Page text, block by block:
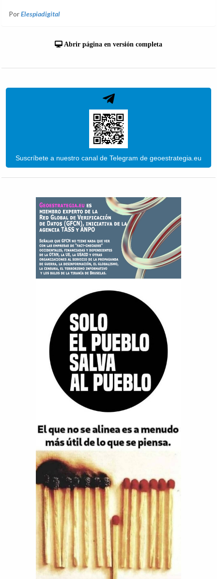
PorElespiadigital
Abrir página en versión completa
Suscríbete a nuestro canal de Telegram de geoestrategia.eu